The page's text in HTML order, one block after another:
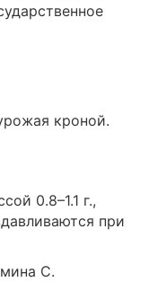
кроной.
0.8–1.1 г.,
при
С.